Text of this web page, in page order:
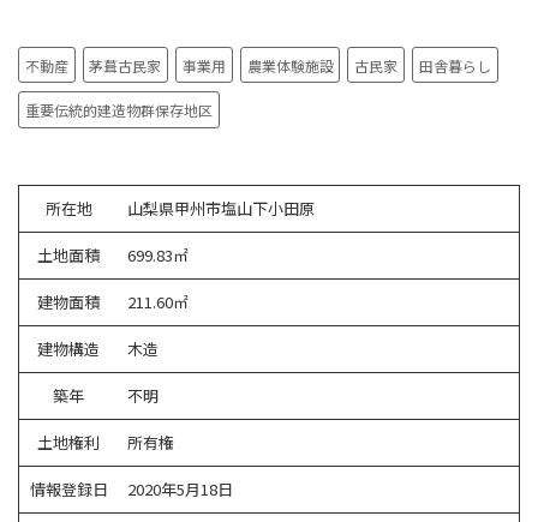
不動産 茅葺古民家 事業用 農業体験施設 古民家 田舎暮らし
重要伝統的建造物群保存地区
所在地 山梨県甲州市塩山下小田原
土地面積 699.83㎡
建物面積 211.60㎡
建物構造 木造
築年 不明
土地権利 所有権
情報登録日 2020年5月18日